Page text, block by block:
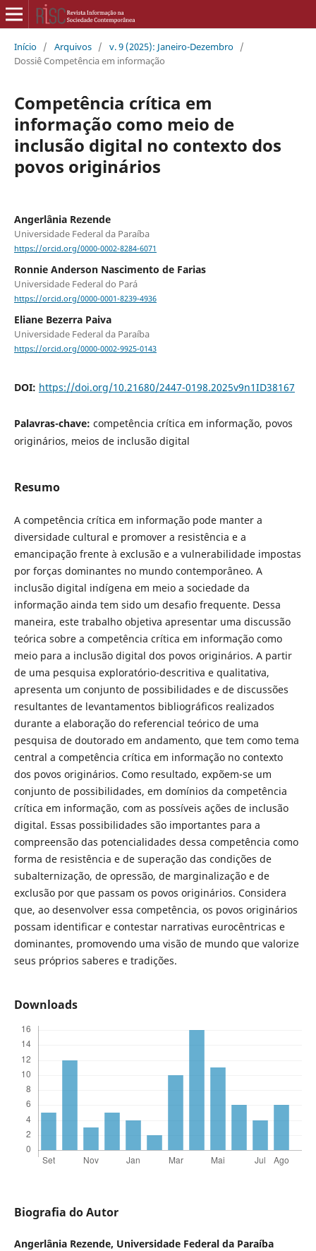
Início / Arquivos / v. 9 (2025): Janeiro-Dezembro /
Dossiê Competência em informação
Competência crítica em
informação como meio de
inclusão digital no contexto dos
povos originários
Angerlânia Rezende
Universidade Federal da Paraíba
https://orcid.org/0000-0002-8284-6071
Ronnie Anderson Nascimento de Farias
Universidade Federal do Pará
https://orcid.org/0000-0001-8239-4936
Eliane Bezerra Paiva
Universidade Federal da Paraíba
https://orcid.org/0000-0002-9925-0143
DOI: https://doi.org/10.21680/2447-0198.2025v9n1ID38167
Palavras-chave: competência crítica em informação, povos
originários, meios de inclusão digital
Resumo
A competência crítica em informação pode manter a
diversidade cultural e promover a resistência e a
emancipação frente à exclusão e a vulnerabilidade impostas
por forças dominantes no mundo contemporâneo. A
inclusão digital indígena em meio a sociedade da
informação ainda tem sido um desafio frequente. Dessa
maneira, este trabalho objetiva apresentar uma discussão
teórica sobre a competência crítica em informação como
meio para a inclusão digital dos povos originários. A partir
de uma pesquisa exploratório-descritiva e qualitativa,
apresenta um conjunto de possibilidades e de discussões
resultantes de levantamentos bibliográficos realizados
durante a elaboração do referencial teórico de uma
pesquisa de doutorado em andamento, que tem como tema
central a competência crítica em informação no contexto
dos povos originários. Como resultado, expõem-se um
conjunto de possibilidades, em domínios da competência
crítica em informação, com as possíveis ações de inclusão
digital. Essas possibilidades são importantes para a
compreensão das potencialidades dessa competência como
forma de resistência e de superação das condições de
subalternização, de opressão, de marginalização e de
exclusão por que passam os povos originários. Considera
que, ao desenvolver essa competência, os povos originários
possam identificar e contestar narrativas eurocêntricas e
dominantes, promovendo uma visão de mundo que valorize
seus próprios saberes e tradições.
Downloads
Biografia do Autor
Angerlânia Rezende, Universidade Federal da Paraíba